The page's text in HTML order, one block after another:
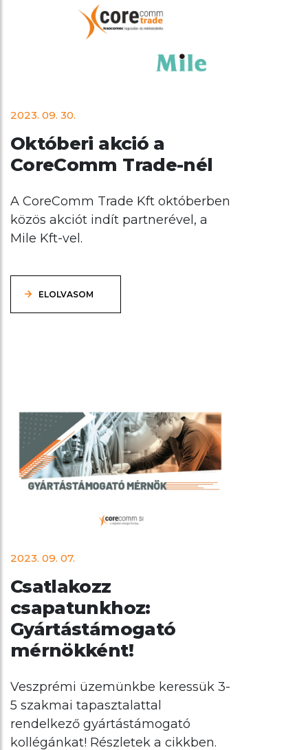
2023. 09. 30.
Októberi akció a
CoreComm Trade-nél
A CoreComm Trade Kft októberben
közös akciót indít partnerével, a
Mile Kft-vel.
ELOLVASOM
2023. 09. 07.
Csatlakozz
csapatunkhoz:
Gyártástámogató
mérnökként!
Veszprémi üzemünkbe keressük 3-
5 szakmai tapasztalattal
rendelkező gyártástámogató
kollégánkat! Részletek a cikkben.